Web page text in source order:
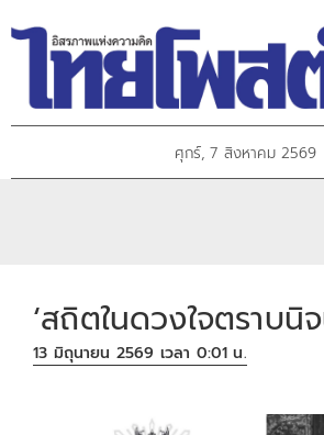
ศุกร์, 7 สิงหาคม 2569
‘สถิตในดวงใจตราบนิ
13 มิถุนายน 2569 เวลา 0:01 น.